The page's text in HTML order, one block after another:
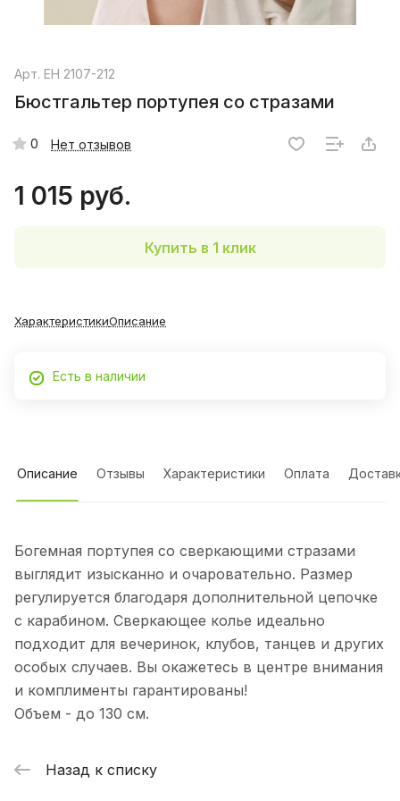
Арт. EH 2107-212
Бюстгальтер портупея со стразами
0 Нет отзывов
1 015 руб.
Купить в 1 клик
ХарактеристикиОписание
Есть в наличии
Описание Отзывы Характеристики Оплата
Богемная портупея со сверкающими стразами
выглядит изысканно и очаровательно. Размер
регулируется благодаря дополнительной цепочке
с карабином. Сверкающее колье идеально
подходит для вечеринок, клубов, танцев и других
особых случаев. Вы окажетесь в центре внимания
и комплименты гарантированы!
Объем - до 130 см.
Назад к списку